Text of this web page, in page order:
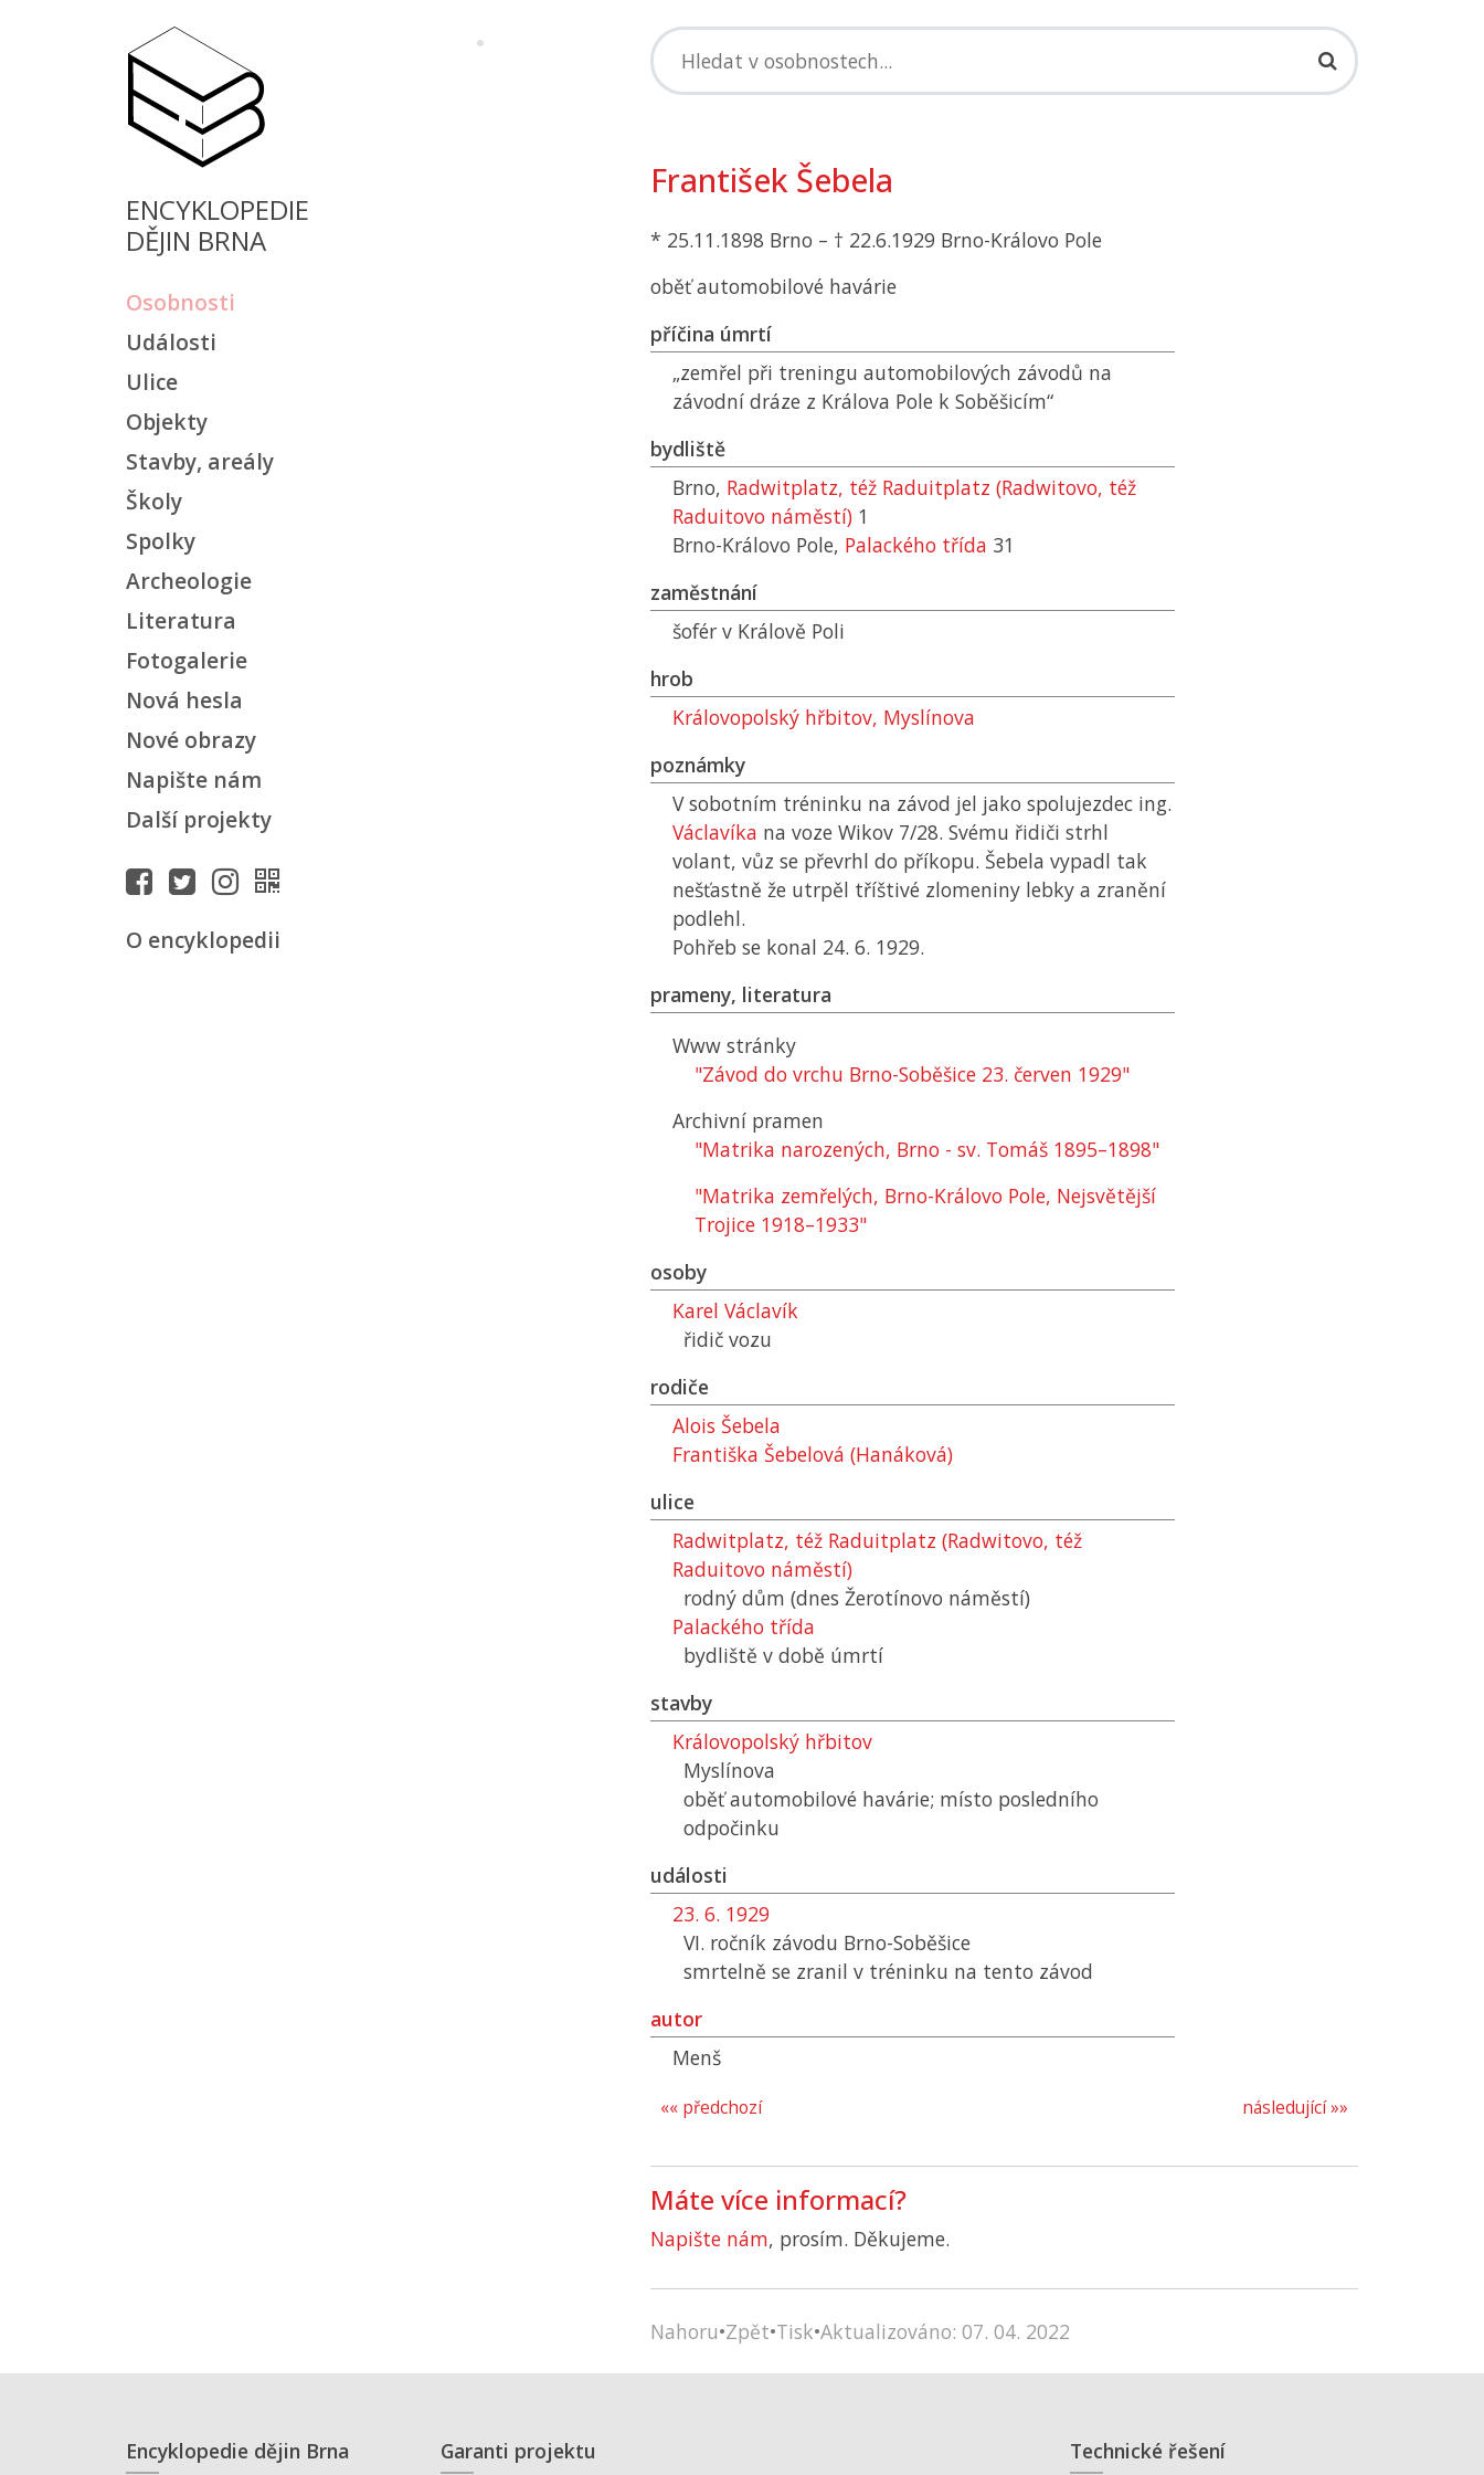
ENCYKLOPEDIE
DĚJIN BRNA
Osobnosti
Události
Ulice
Objekty
Stavby, areály
Školy
Spolky
Archeologie
Literatura
Fotogalerie
Nová hesla
Nové obrazy
Napište nám
Další projekty
O encyklopedii
František Šebela
* 25.11.1898 Brno – † 22.6.1929 Brno-Královo Pole
oběť automobilové havárie
příčina úmrtí
„zemřel při treningu automobilových závodů na
závodní dráze z Králova Pole k Soběšicím“
bydliště
Brno, Radwitplatz, též Raduitplatz (Radwitovo, též
Raduitovo náměstí) 1
Brno-Královo Pole, Palackého třída 31
zaměstnání
šofér v Králově Poli
hrob
Královopolský hřbitov, Myslínova
poznámky
V sobotním tréninku na závod jel jako spolujezdec ing.
Václavíka na voze Wikov 7/28. Svému řidiči strhl
volant, vůz se převrhl do příkopu. Šebela vypadl tak
nešťastně že utrpěl tříštivé zlomeniny lebky a zranění
podlehl.
Pohřeb se konal 24. 6. 1929.
prameny, literatura
Www stránky
"Závod do vrchu Brno-Soběšice 23. červen 1929"
Archivní pramen
"Matrika narozených, Brno - sv. Tomáš 1895–1898"
"Matrika zemřelých, Brno-Královo Pole, Nejsvětější
Trojice 1918–1933"
osoby
Karel Václavík
řidič vozu
rodiče
Alois Šebela
Františka Šebelová (Hanáková)
ulice
Radwitplatz, též Raduitplatz (Radwitovo, též
Raduitovo náměstí)
rodný dům (dnes Žerotínovo náměstí)
Palackého třída
bydliště v době úmrtí
stavby
Královopolský hřbitov
Myslínova
oběť automobilové havárie; místo posledního
odpočinku
události
23. 6. 1929
VI. ročník závodu Brno-Soběšice
smrtelně se zranil v tréninku na tento závod
autor
Menš
následující »»
«« předchozí
Máte více informací?
Napište nám, prosím. Děkujeme.
Nahoru•Zpět•Tisk•Aktualizováno: 07. 04. 2022
Encyklopedie dějin Brna Garanti projektu Technické řešení